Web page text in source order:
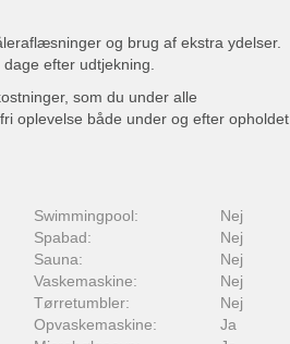
og brug af ekstra ydelser.
efter udtjekning.
som du under alle
oplevelse både under og efter opholdet.
Swimmingpool:
Nej
Spabad:
Nej
Sauna:
Nej
Vaskemaskine:
Nej
Tørretumbler:
Nej
Opvaskemaskine:
Ja